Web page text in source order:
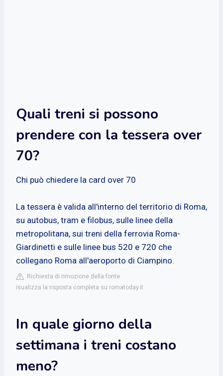
Quali treni si possono
prendere con la tessera over
70?
Chi può chiedere la card over 70
La tessera è valida all'interno del territorio di Roma,
su autobus, tram e filobus, sulle linee della
metropolitana, sui treni della ferrovia Roma-
Giardinetti e sulle linee bus 520 e 720 che
collegano Roma all'aeroporto di Ciampino.
Richiesta di rimozione della fonte
isualizza la risposta completa su romatoday.it
In quale giorno della
settimana i treni costano
meno?